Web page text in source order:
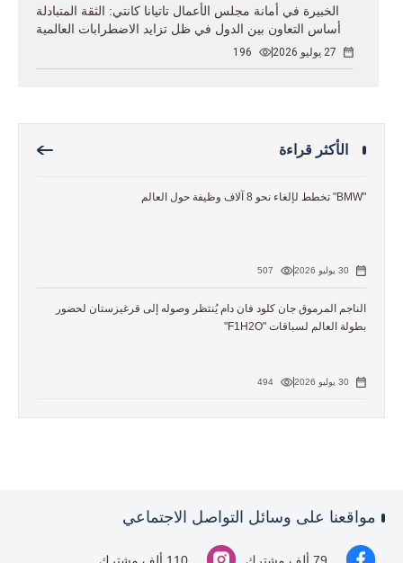
الخبيرة في أمانة مجلس الأعمال تاتيانا كانتي: الثقة المتبادلة
أساس التعاون بين الدول في ظل تزايد الاضطرابات العالمية
27 يوليو 2026 196
الأكثر قراءة
"BMW" تخطط لإلغاء نحو 8 آلاف وظيفة حول العالم
30 يوليو 2026 507
الناجم المرموق جان كلود فان دام يُنتظر وصوله إلى قرغيزستان لحضور
بطولة العالم لسباقات "F1H2O"
30 يوليو 2026 494
مواقعنا على وسائل التواصل الاجتماعي